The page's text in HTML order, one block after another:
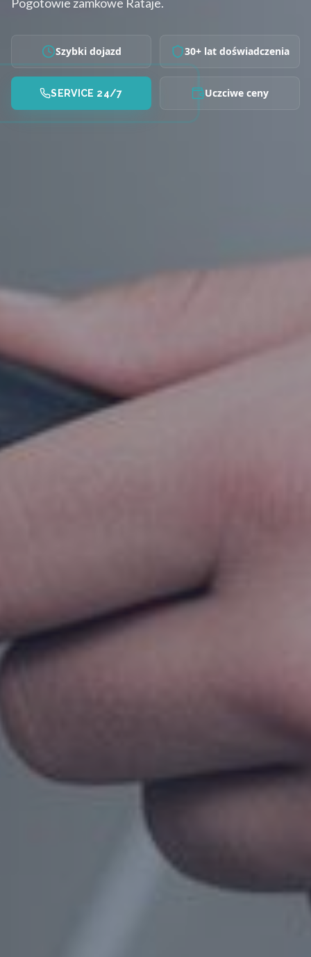
Szybki dojazd 30+ lat doświadczenia
SERVICE 24/7 Uczciwe ceny